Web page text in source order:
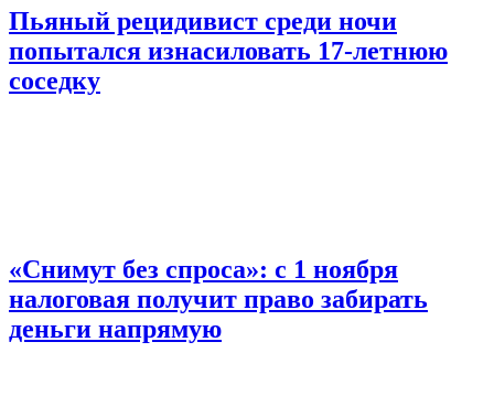
Пьяный рецидивист среди ночи
попытался изнасиловать 17-летнюю
соседку
«Снимут без спроса»: с 1 ноября
налоговая получит право забирать
деньги напрямую